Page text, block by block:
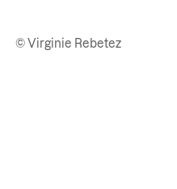
© Virginie Rebetez